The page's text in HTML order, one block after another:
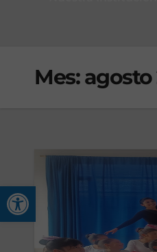
Abrir barra
Mes:agosto